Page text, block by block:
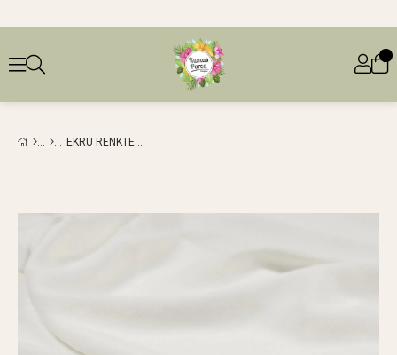
EKRU RENKTE BÜRÜMCÜKLÜ VISKON (EN 130 CM X BOY 190 CM)